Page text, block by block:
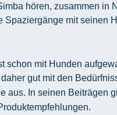
hören, zusammen in
Spaziergänge mit seinen
schon mit Hunden
gut mit den
aus. In seinen Beiträgen